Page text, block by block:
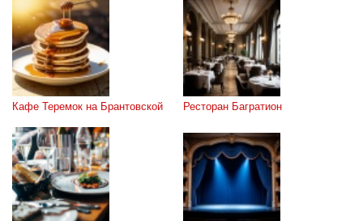
Кафе Теремок на Брантовской Ресторан Багратион